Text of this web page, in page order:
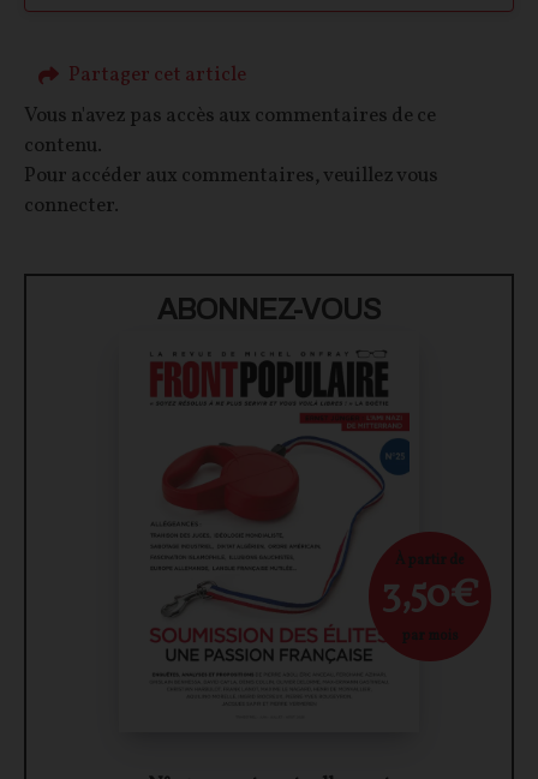
Partager cet article
Vous n'avez pas accès aux commentaires de ce
contenu.
Pour accéder aux commentaires, veuillez vous
connecter.
ABONNEZ-VOUS
À partir de
3,50€
par mois